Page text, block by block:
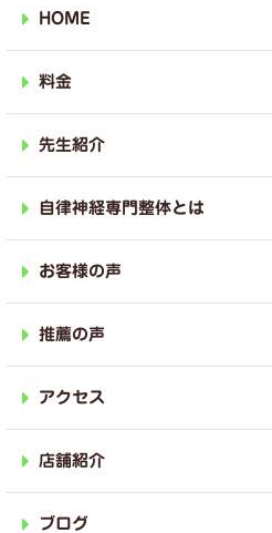
HOME
料金
先生紹介
自律神経専門整体とは
お客様の声
推薦の声
アクセス
店舗紹介
ブログ